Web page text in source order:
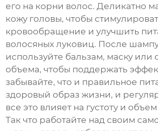
его на корни волос. Деликатно
кожу головы, чтобы
кровообращение и улучшить
волосяных луковиц. После
используйте бальзам, маску или
объема, чтобы поддержать
забывайте, что и правильное
здоровый образ жизни, и
все это влияет на густоту и
Так что работайте над своим